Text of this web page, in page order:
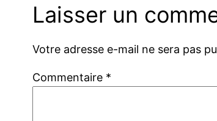
Laisser un
Votre adresse e-mail ne sera pas
Commentaire *